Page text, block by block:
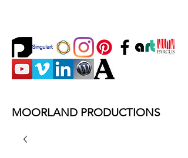
MOORLAND PRODUCTIONS